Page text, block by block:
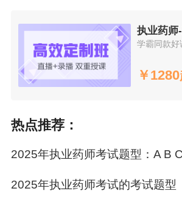
执业药师
学霸同款好
￥
热点推荐：
2025年执业药师考试题型：A B
2025年执业药师考试的考试题型